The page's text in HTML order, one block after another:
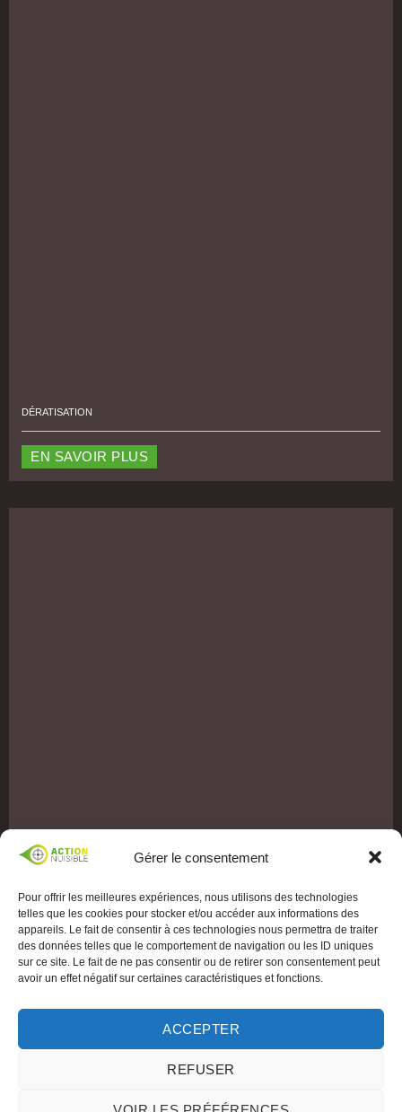
Gérer le consentement
Pour offrir les meilleures expériences, nous utilisons des technologies
telles que les cookies pour stocker et/ou accéder aux informations des
appareils. Le fait de consentir à ces technologies nous permettra de traiter
des données telles que le comportement de navigation ou les ID uniques
sur ce site. Le fait de ne pas consentir ou de retirer son consentement peut
avoir un effet négatif sur certaines caractéristiques et fonctions.
ACCEPTER
REFUSER
DÉRATISATION
EN SAVOIR PLUS